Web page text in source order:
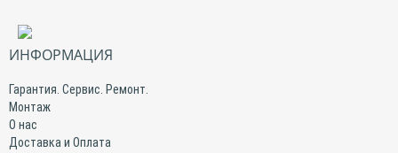
ИНФОРМАЦИЯ
Гарантия. Сервис. Ремонт.
Монтаж
О нас
Доставка и Оплата